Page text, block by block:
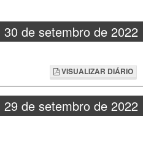
30 de setembro de 2022
VISUALIZAR DIÁRIO
29 de setembro de 2022